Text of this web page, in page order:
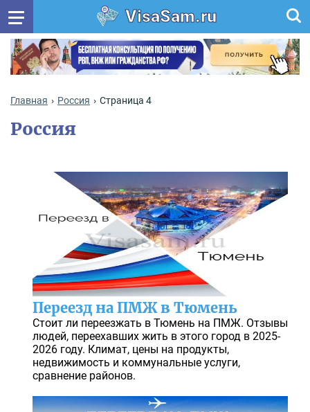
VisaSam.ru
Главная Россия Страница 4
Россия
Переезд на ПМЖ в Тюмень
Стоит ли переезжать в Тюмень на ПМЖ. Отзывы
людей, переехавших жить в этого город в 2025-
2026 году. Климат, цены на продукты,
недвижимость и коммунальные услуги,
сравнение районов.